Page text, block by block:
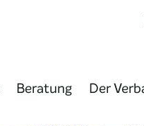
Beratung Der